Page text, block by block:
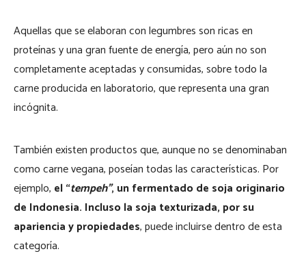
Aquellas que se elaboran con legumbres son ricas en
proteínas y una gran fuente de energía, pero aún no son
completamente aceptadas y consumidas, sobre todo la
carne producida en laboratorio, que representa una gran
incógnita.
También existen productos que, aunque no se denominaban
como carne vegana, poseían todas las características. Por
ejemplo, el“tempeh”, un fermentado de soja originario
de Indonesia. Incluso la soja texturizada, por su
apariencia y propiedades, puede incluirse dentro de esta
categoría.